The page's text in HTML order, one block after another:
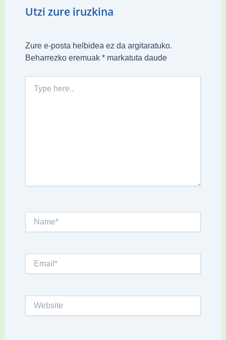
Utzi zure iruzkina
Zure e-posta helbidea ez da argitaratuko.
Beharrezko eremuak *markatuta daude
here..